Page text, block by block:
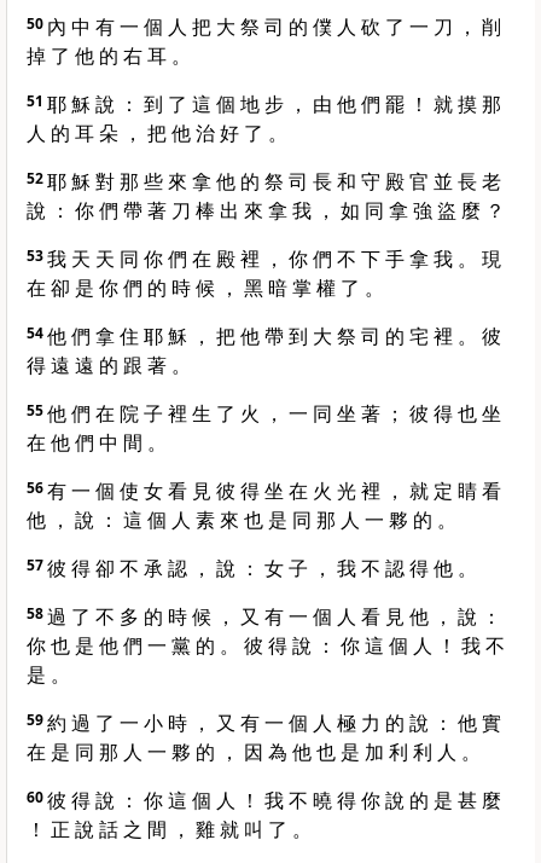
50 內 中 有 一 個 人 把 大 祭 司 的 僕 人 砍 了 一 刀 ， 削
掉 了 他 的 右 耳 。
51 耶 穌 說 ： 到 了 這 個 地 步 ， 由 他 們 罷 ！ 就 摸 那
人 的 耳 朵 ， 把 他 治 好 了 。
52耶 穌 對 那 些 來 拿 他 的 祭 司 長 和 守 殿 官 並 長 老
說 ： 你 們 帶 著 刀 棒 出 來 拿 我 ， 如 同 拿 強 盜 麼 ？
53我 天 天 同 你 們 在 殿 裡 ， 你 們 不 下 手 拿 我 。 現
在 卻 是 你 們 的 時 候 ， 黑 暗 掌 權 了 。
54他 們 拿 住 耶 穌 ， 把 他 帶 到 大 祭 司 的 宅 裡 。 彼
得 遠 遠 的 跟 著 。
55他 們 在 院 子 裡 生 了 火 ， 一 同 坐 著 ； 彼 得 也 坐
在 他 們 中 間 。
56有 一 個 使 女 看 見 彼 得 坐 在 火 光 裡 ， 就 定 睛 看
他 ， 說 ： 這 個 人 素 來 也 是 同 那 人 一 夥 的 。
57彼 得 卻 不 承 認 ， 說 ： 女 子 ， 我 不 認 得 他 。
58過 了 不 多 的 時 候 ， 又 有 一 個 人 看 見 他 ， 說 ：
你 也 是 他 們 一 黨 的 。 彼 得 說 ： 你 這 個 人 ！ 我 不
是 。
59約 過 了 一 小 時 ， 又 有 一 個 人 極 力 的 說 ： 他 實
在 是 同 那 人 一 夥 的 ， 因 為 他 也 是 加 利 利 人 。
60彼 得 說 ： 你 這 個 人 ！ 我 不 曉 得 你 說 的 是 甚 麼
！ 正 說 話 之 間 ， 雞 就 叫 了 。